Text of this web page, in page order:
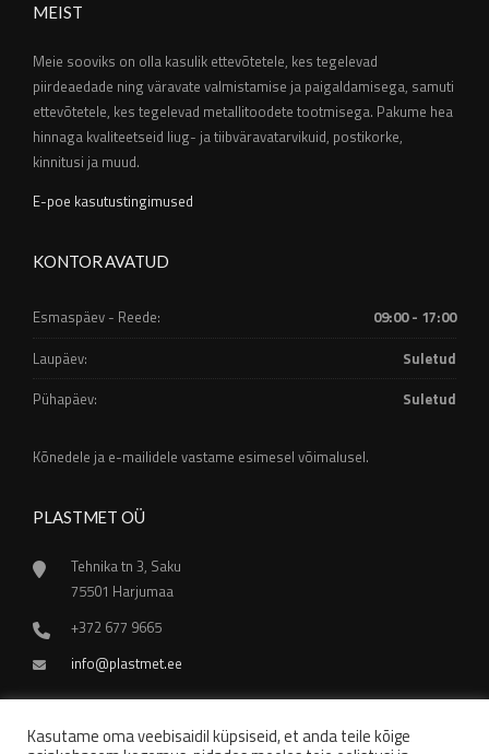
MEIST
Meie sooviks on olla kasulik ettevõtetele, kes tegelevad
piirdeaedade ning väravate valmistamise ja paigaldamisega, samuti
ettevõtetele, kes tegelevad metallitoodete tootmisega. Pakume hea
hinnaga kvaliteetseid liug- ja tiibväravatarvikuid, postikorke,
kinnitusi ja muud.
E-poe kasutustingimused
KONTOR AVATUD
Esmaspäev - Reede:
09:00 - 17:00
Laupäev:
Suletud
Pühapäev:
Suletud
Kõnedele ja e-mailidele vastame esimesel võimalusel.
PLASTMET OÜ
Tehnika tn 3, Saku
75501 Harjumaa
+372 677 9665
info@plastmet.ee
Kasutame oma veebisaidil küpsiseid, et anda teile kõige
Sellel veebilehel kasutatakse küpsiseid, et paremini mõista